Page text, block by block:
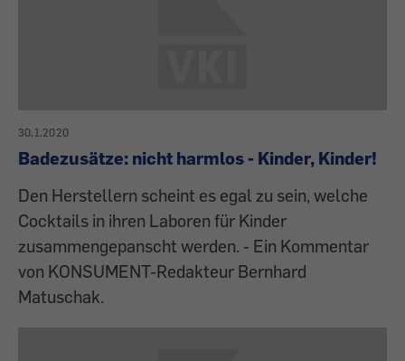
30.1.2020
Badezusätze: nicht harmlos - Kinder, Kinder!
Den Herstellern scheint es egal zu sein, welche
Cocktails in ihren Laboren für Kinder
zusammengepanscht werden. - Ein Kommentar
von KONSUMENT-Redakteur Bernhard
Matuschak.